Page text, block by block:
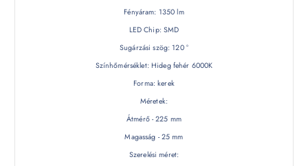
Fényáram: 1350 lm
LED Chip: SMD
Sugárzási szög: 120 °
Színhőmérséklet: Hideg fehér 6000K
Forma: kerek
Méretek:
Átmérő - 225 mm
Magasság - 25 mm
Szerelési méret: